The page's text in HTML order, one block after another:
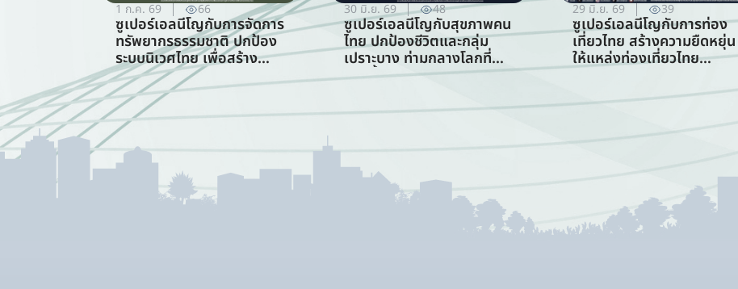
1 ก.ค. 69 66
ซูเปอร์เอลนีโญกับการจัดการ
ทรัพยากรธรรมชาติ ปกป้อง
ระบบนิเวศไทย เพื่อสร้าง
ภูมิคุ้มกันต่อวิกฤตภูมิอากาศ
(สาขาการจัดการ
ทรัพยากรธรรมชาติ)
30 มิ.ย. 69 48
ซูเปอร์เอลนีโญกับสุขภาพคน
ไทย ปกป้องชีวิตและกลุ่ม
เปราะบาง ท่ามกลางโลกที่
ร้อนขึ้น (สาขาสาธารณสุข)
29 มิ.ย. 69 39
ซูเปอร์เอลนีโญกับการท่อง
เที่ยวไทย สร้างความยืดหยุ่น
ให้แหล่งท่องเที่ยวไทย
สภาพภูมิอากาศ (สาขาการ
ท่องเที่ยว)